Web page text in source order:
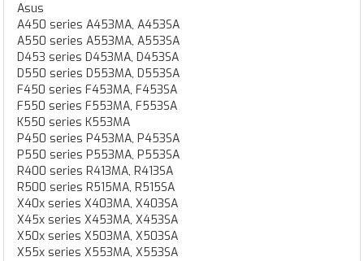
Asus
A450 series A453MA, A453SA
A550 series A553MA, A553SA
D453 series D453MA, D453SA
D550 series D553MA, D553SA
F450 series F453MA, F453SA
F550 series F553MA, F553SA
K550 series K553MA
P450 series P453MA, P453SA
P550 series P553MA, P553SA
R400 series R413MA, R413SA
R500 series R515MA, R515SA
X40x series X403MA, X403SA
X45x series X453MA, X453SA
X50x series X503MA, X503SA
X55x series X553MA, X553SA